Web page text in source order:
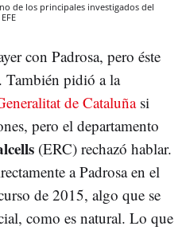
de los principales investigados del
con Padrosa, pero éste
También pidió a la
de Cataluñasi
pero el departamento
(ERC) rechazó hablar.
a Padrosa en el
de 2015, algo que se
como es natural. Lo que